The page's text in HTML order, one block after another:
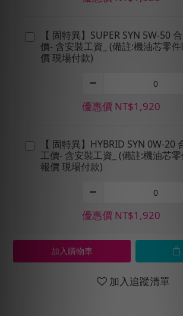
【 固特異】SUPER SYN 5W-50
價- 含安裝工資_ (備註:機油芯零
價 現場付款)
優惠價 NT$1,920
【 固特異】HYBRID SYN 0W-20
工價- 含安裝工資_ (備註:機油芯
報價 現場付款)
優惠價 NT$1,920
加入購物車
加入追蹤清單